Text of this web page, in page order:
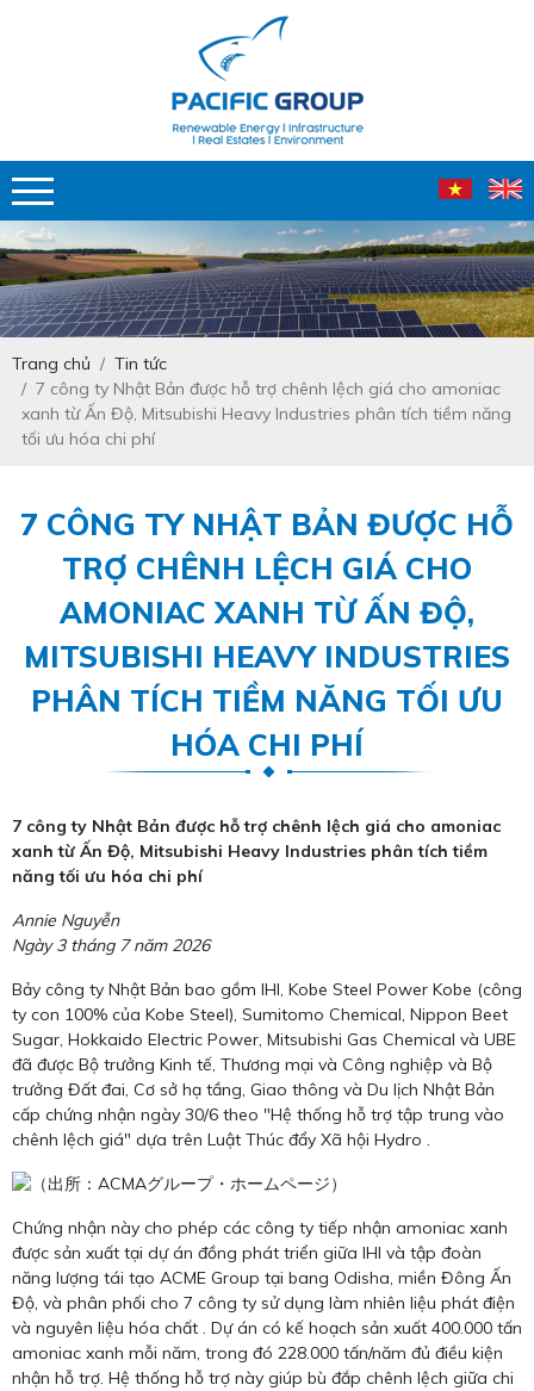
Trang chủ
Tin tức
7 công ty Nhật Bản được hỗ trợ chênh lệch giá cho amoniac
xanh từ Ấn Độ, Mitsubishi Heavy Industries phân tích tiềm năng
tối ưu hóa chi phí
7 CÔNG TY NHẬT BẢN ĐƯỢC HỖ
TRỢ CHÊNH LỆCH GIÁ CHO
AMONIAC XANH TỪ ẤN ĐỘ,
MITSUBISHI HEAVY INDUSTRIES
PHÂN TÍCH TIỀM NĂNG TỐI ƯU
HÓA CHI PHÍ
7 công ty Nhật Bản được hỗ trợ chênh lệch giá cho amoniac
xanh từ Ấn Độ, Mitsubishi Heavy Industries phân tích tiềm
năng tối ưu hóa chi phí
Annie Nguyễn
Ngày 3 tháng 7 năm 2026
Bảy công ty Nhật Bản bao gồm IHI, Kobe Steel Power Kobe (công
ty con 100% của Kobe Steel), Sumitomo Chemical, Nippon Beet
Sugar, Hokkaido Electric Power, Mitsubishi Gas Chemical và UBE
đã được Bộ trưởng Kinh tế, Thương mại và Công nghiệp và Bộ
trưởng Đất đai, Cơ sở hạ tầng, Giao thông và Du lịch Nhật Bản
cấp chứng nhận ngày 30/6 theo "Hệ thống hỗ trợ tập trung vào
chênh lệch giá" dựa trên Luật Thúc đẩy Xã hội Hydro .
Chứng nhận này cho phép các công ty tiếp nhận amoniac xanh
được sản xuất tại dự án đồng phát triển giữa IHI và tập đoàn
năng lượng tái tạo ACME Group tại bang Odisha, miền Đông Ấn
Độ, và phân phối cho 7 công ty sử dụng làm nhiên liệu phát điện
và nguyên liệu hóa chất . Dự án có kế hoạch sản xuất 400.000 tấn
amoniac xanh mỗi năm, trong đó 228.000 tấn/năm đủ điều kiện
nhận hỗ trợ. Hệ thống hỗ trợ này giúp bù đắp chênh lệch giữa chi